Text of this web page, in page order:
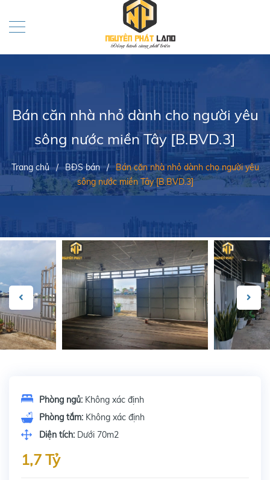
Bán căn nhà nhỏ dành cho người yêu
sông nước miền Tây [B.BVD.3]
Trang chủ / BĐS bán / Bán căn nhà nhỏ dành cho người yêu
sông nước miền Tây [B.BVD.3]
Phòng ngủ: Không xác định
Phòng tắm: Không xác định
Diện tích: Dưới 70m2
1,7 Tỷ